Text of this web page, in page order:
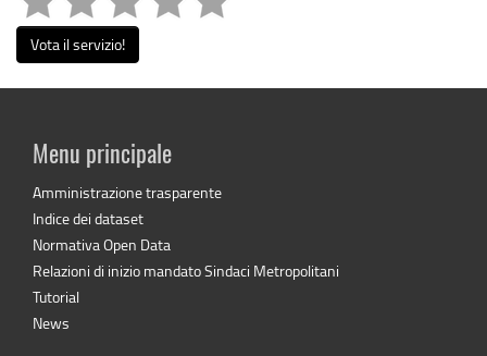
Vota il servizio!
Menu principale
Amministrazione trasparente
Indice dei dataset
Normativa Open Data
Relazioni di inizio mandato Sindaci Metropolitani
Tutorial
News